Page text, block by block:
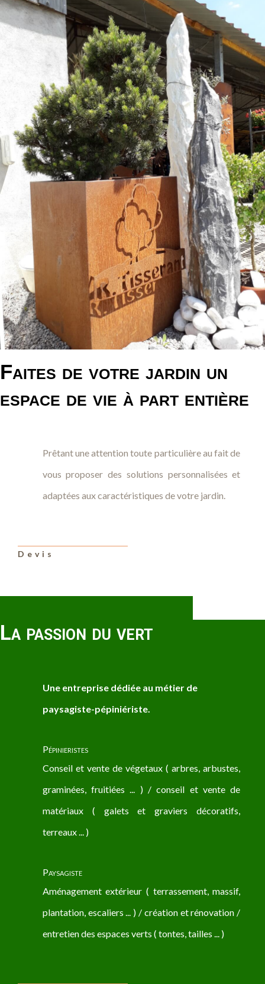
Faites de votre jardin un
espace de vie à part entière
Prêtant une attention toute particulière au fait de
vous proposer des solutions personnalisées et
adaptées aux caractéristiques de votre jardin.
Devis
La passion du vert
Une entreprise dédiée au métier de
paysagiste-pépiniériste.
Pépinieristes
Conseil et vente de végetaux ( arbres, arbustes,
graminées, fruitiées ... ) / conseil et vente de
matériaux ( galets et graviers décoratifs,
terreaux ... )
Paysagiste
Aménagement extérieur ( terrassement, massif,
plantation, escaliers ... ) / création et rénovation /
entretien des espaces verts ( tontes, tailles ... )